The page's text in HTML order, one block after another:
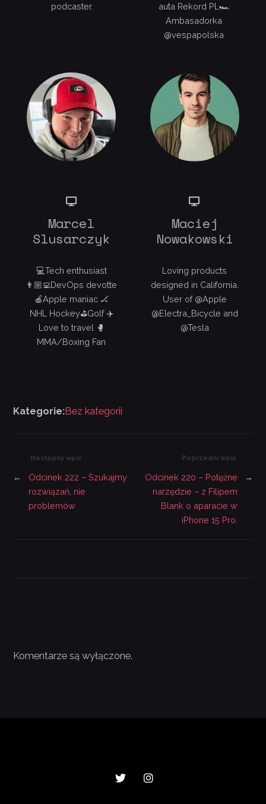
podcaster.
auta Rekord PL🏎
Ambasadorka
@vespapolska
Marcel
Slusarczyk
💻Tech enthusiast
👨🏼‍💻DevOps devotte
🍎Apple maniac 🏒
NHL Hockey⛳️Golf ✈️
Love to travel 🥊
MMA/Boxing Fan
Maciej
Nowakowski
Loving products
designed in California.
User of @Apple
@Electra_Bicycle and
@Tesla
Kategorie:Bez kategorii
Poprzedni wpis
Odcinek 220 – Potężne
narzędzie – z Filipem
Blank o aparacie w
iPhone 15 Pro.
→
Następny wpis
←
Odcinek 222 – Szukajmy
rozwiązań, nie
problemów
Komentarze są wyłączone.